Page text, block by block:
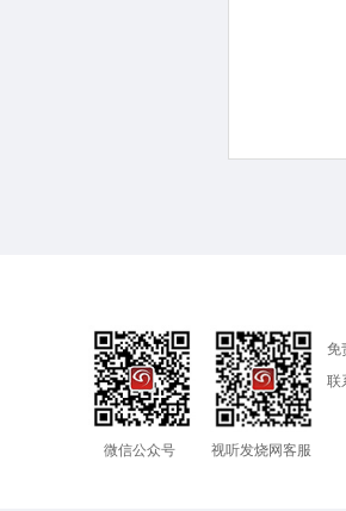
微信公众号 视听发烧网客服
免
联